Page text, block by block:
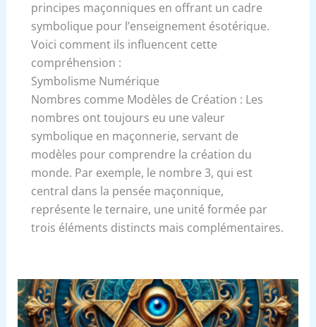
principes maçonniques en offrant un cadre
symbolique pour l’enseignement ésotérique.
Voici comment ils influencent cette
compréhension :
Symbolisme Numérique
Nombres comme Modèles de Création : Les
nombres ont toujours eu une valeur
symbolique en maçonnerie, servant de
modèles pour comprendre la création du
monde. Par exemple, le nombre 3, qui est
central dans la pensée maçonnique,
représente le ternaire, une unité formée par
trois éléments distincts mais complémentaires.